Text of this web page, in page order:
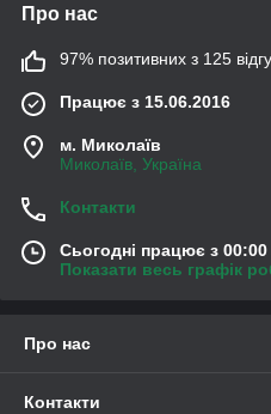
Про нас
97% позитивних з 125
Працює з 15.06.2016
м. Миколаїв
Миколаїв, Україна
Контакти
Сьогодні працює з
Показати весь графік
Про нас
Контакти